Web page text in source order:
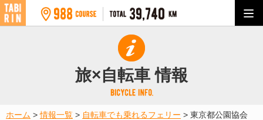
旅×自転車 情報
ホーム >情報一覧 > 自転車でも乗れるフェリー > 東京都公園協会